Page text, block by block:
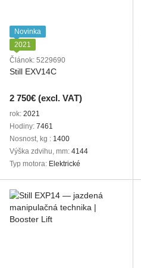
Novinka
2021
Článok: 5229690
Still EXV14C
2 750€ (excl. VAT)
rok 2021
Hodiny 7461
Nosnost, kg
1400
Výška zdvihu, mm 4144
Typ motora Elektrické